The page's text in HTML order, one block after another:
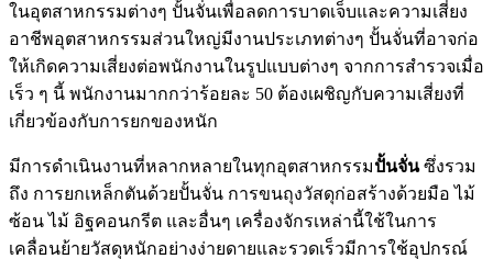
ในอุตสาหกรรมต่างๆ ปั้นจั่นเพื่อลดการบาดเจ็บและความเสี่ยง
อาชีพอุตสาหกรรมส่วนใหญ่มีงานประเภทต่างๆ ปั้นจั่นที่อาจก่อ
ให้เกิดความเสี่ยงต่อพนักงานในรูปแบบต่างๆ จากการสำรวจเมื่อ
เร็ว ๆ นี้ พนักงานมากกว่าร้อยละ 50 ต้องเผชิญกับความเสี่ยงที่
เกี่ยวข้องกับการยกของหนัก
มีการดำเนินงานที่หลากหลายในทุกอุตสาหกรรมปั้นจั่นซึ่งรวม
ถึง การยกเหล็กตันด้วยปั้นจั่น การขนถุงวัสดุก่อสร้างด้วยมือ ไม้
ซ้อน ไม้ อิฐคอนกรีต และอื่นๆ เครื่องจักรเหล่านี้ใช้ในการ
เคลื่อนย้ายวัสดุหนักอย่างง่ายดายและรวดเร็วมีการใช้อุปกรณ์